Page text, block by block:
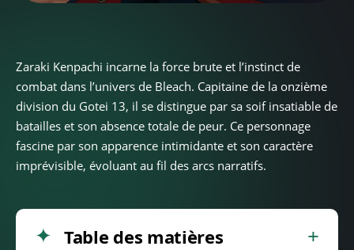
Zaraki Kenpachi incarne la force brute et l’instinct de
combat dans l’univers de Bleach. Capitaine de la onzième
division du Gotei 13, il se distingue par sa soif insatiable de
batailles et son absence totale de peur. Ce personnage
fascine par son apparence intimidante et son caractère
imprévisible, évoluant au fil des arcs narratifs.
Table des matières